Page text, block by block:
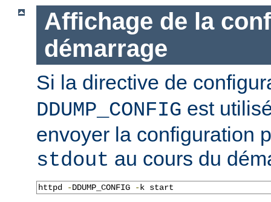
Affichage de la
démarrage
Si la directive de
DDUMP_CONFIG est
envoyer la configuration
stdout au cours du
httpd -DDUMP_CONFIG -k start